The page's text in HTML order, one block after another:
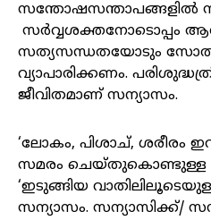
സന്തോഷസന്താപങ്ങളിൽ
സർവ്വശക്തനോടൊപ്പം
സത്യസന്ധതയോടും
വ്യാപാരിക്കണം.
ജീവിതമാണ് സന്യാസം.
‘ലോകം, പിശാച്, ശരീരം
സമരം ചെയ്തുകൊണ്ടുള്ള
‘ഇടുങ്ങിയ
സന്യാസം. സന്യാസിക്ക്‌/